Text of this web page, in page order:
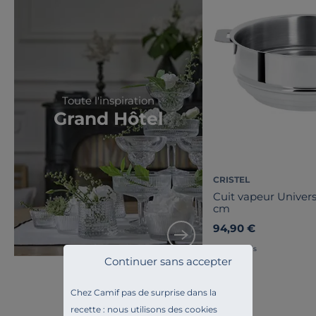
Chez Camif pas de surprise dans la
recette : nous utilisons des cookies
Continuer sans accepter
Toute l'inspiration
Grand Hôtel
CRISTEL
Cuit vapeur
cm
94,90 €
Français